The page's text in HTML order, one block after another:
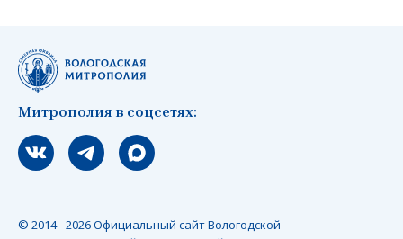
Митрополия в соцсетях:
Мы вконтакте
Мы в telegram
Мы в Макс
© 2014 - 2026 Официальный сайт Вологодской